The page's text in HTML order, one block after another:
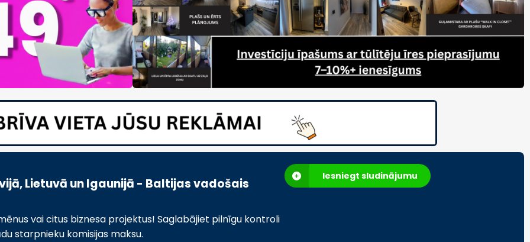
Lietuvā un Igaunijā - Baltijas vadošais
vai citus biznesa projektus! Saglabājiet pilnīgu kontroli
starpnieku komisijas maksu.
Iesniegt sludinājumu